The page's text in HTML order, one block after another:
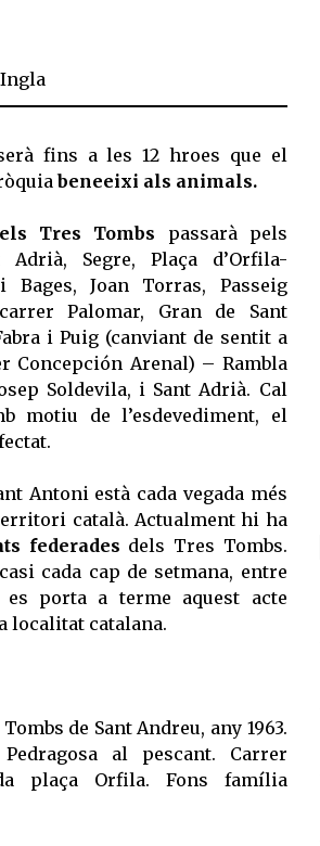
fins a les 12 hroes que el
beneeixi als animals.
Tres Tombs passarà pels
Segre, Plaça d’Orfila-
Bages, Joan Torras, Passeig
Palomar, Gran de Sant
i Puig (canviant de sentit a
Concepción Arenal) – Rambla
Soldevila, i Sant Adrià. Cal
motiu de l’esdevediment, el
Antoni està cada vegada més
català. Actualment hi ha
federades dels Tres Tombs.
cada cap de setmana, entre
porta a terme aquest acte
localitat catalana.
de Sant Andreu, any 1963.
al pescant. Carrer
plaça Orfila. Fons família